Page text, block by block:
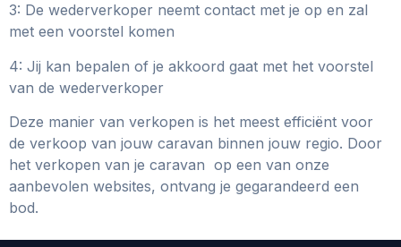
3: De wederverkoper neemt contact met je op en zal
met een voorstel komen
4: Jij kan bepalen of je akkoord gaat met het voorstel
van de wederverkoper
Deze manier van verkopen is het meest efficiënt voor
de verkoop van jouw caravan binnen jouw regio. Door
het verkopen van je caravan op een van onze
aanbevolen websites, ontvang je gegarandeerd een
bod.